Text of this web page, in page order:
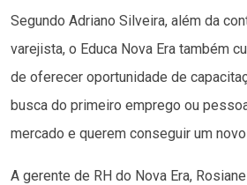
Segundo Adriano Silveira, além da
varejista, o Educa Nova Era também
de oferecer oportunidade de
busca do primeiro emprego ou
mercado e querem conseguir um
A gerente de RH do Nova Era,